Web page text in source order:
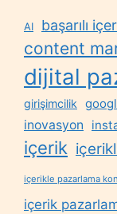
AI başarılı
content
dijital
girişimcilik
inovasyon
içerik
içerikle pazarlama
içerik